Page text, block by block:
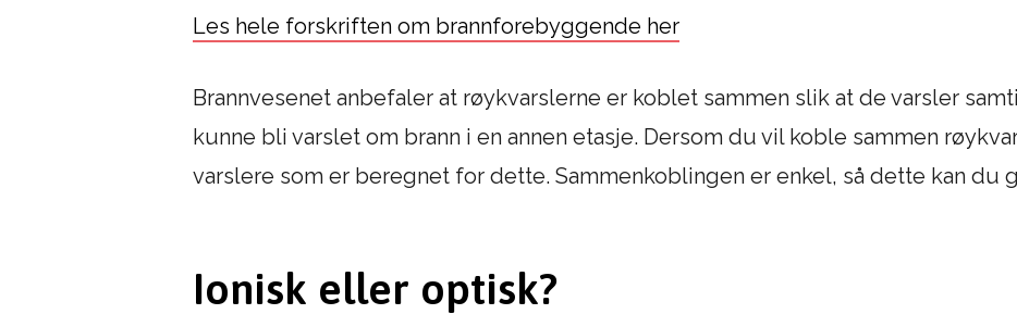
Les hele forskriften om brannforebyggende her
Brannvesenet anbefaler at røykvarslerne er koblet sammen slik at de varsler
kunne bli varslet om brann i en annen etasje. Dersom du vil koble sammen
varslere som er beregnet for dette. Sammenkoblingen er enkel, så dette kan du
Ionisk eller optisk?